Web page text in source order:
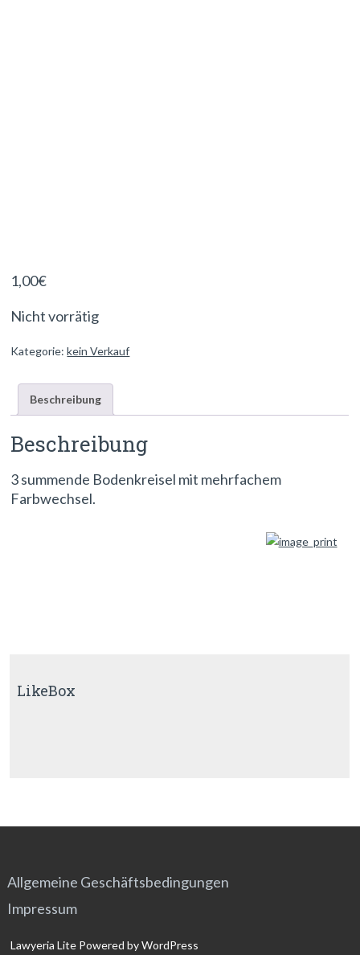
1,00€
Nicht vorrätig
Kategorie:kein Verkauf
Beschreibung
Beschreibung
3 summende Bodenkreisel mit mehrfachem
Farbwechsel.
LikeBox
Allgemeine Geschäftsbedingungen
Impressum
Lawyeria Lite Powered byWordPress